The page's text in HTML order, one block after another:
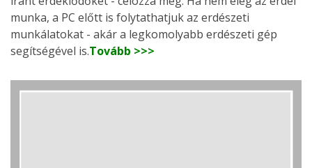
munka, a PC előtt is folytathatjuk az erdészeti
munkálatokat - akár a legkomolyabb erdészeti gép
segítségével is.Tovább >>>